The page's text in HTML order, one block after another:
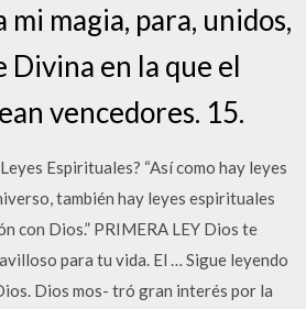
magia, para, unidos,
en la que el
vencedores. 15.
Espirituales? “Así como hay leyes
también hay leyes espirituales
con Dios.” PRIMERA LEY Dios te
para tu vida. El … Sigue leyendo
Dios mos- tró gran interés por la